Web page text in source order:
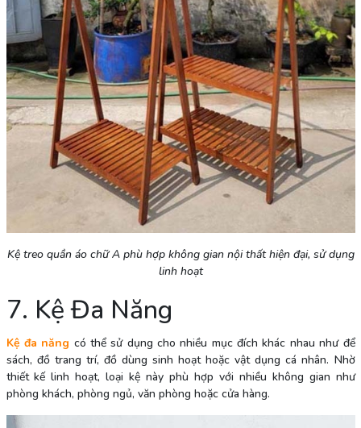
Kệ treo quần áo chữ A phù hợp không gian nội thất hiện đại, sử dụng
linh hoạt
7. Kệ Đa Năng
Kệ đa năng có thể sử dụng cho nhiều mục đích khác nhau như để
sách, đồ trang trí, đồ dùng sinh hoạt hoặc vật dụng cá nhân. Nhờ
thiết kế linh hoạt, loại kệ này phù hợp với nhiều không gian như
phòng khách, phòng ngủ, văn phòng hoặc cửa hàng.